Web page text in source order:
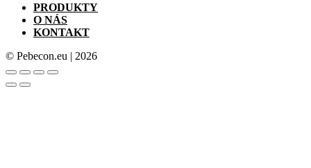
PRODUKTY
O NÁS
KONTAKT
© Pebecon.eu | 2026